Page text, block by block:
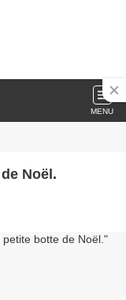
MENU
Noël.